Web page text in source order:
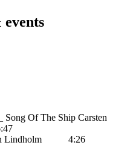
Song Of The Ship Carsten
Lindholm
4:26